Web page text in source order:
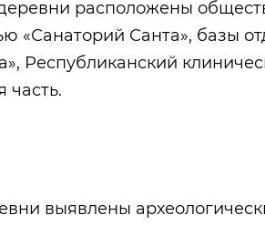
расположены
«Санаторий Санта», базы
Республиканский
часть.
выявлены